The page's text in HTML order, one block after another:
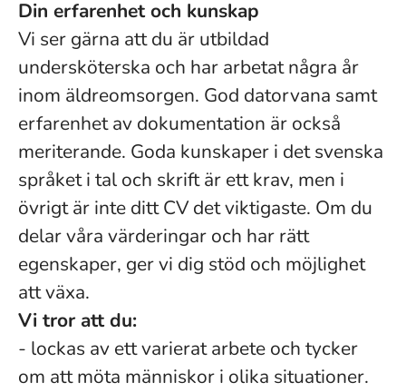
Din erfarenhet och kunskap
Vi ser gärna att du är utbildad
undersköterska och har arbetat några år
inom äldreomsorgen. God datorvana samt
erfarenhet av dokumentation är också
meriterande. Goda kunskaper i det svenska
språket i tal och skrift är ett krav, men i
övrigt är inte ditt CV det viktigaste. Om du
delar våra värderingar och har rätt
egenskaper, ger vi dig stöd och möjlighet
att växa.
Vi tror att du:
- lockas av ett varierat arbete och tycker
om att möta människor i olika situationer.